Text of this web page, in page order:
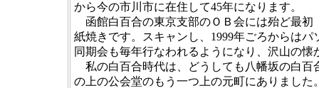
から今の市川市に在住して45年になります。
函館白百合の東京支部のＯＢ会には殆ど最初
紙焼きです。スキャンし、1999年ごろからは
同期会も毎年行なわれるようになり、沢山の
私の白百合時代は、どうしても八幡坂の白
の上の公会堂のもう一つ上の元町にありまし